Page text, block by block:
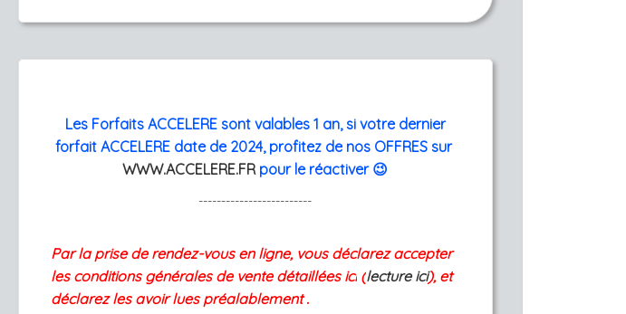
Les Forfaits ACCELERE sont valables 1 an, si votre dernier
forfait ACCELERE date de 2024, profitez de nos OFFRES sur
WWW.ACCELERE.FRpour le réactiver 😉
-------------------------
Par la prise de rendez-vous en ligne, vous déclarez accepter
les conditions générales de vente détaillées ici (lecture ici), et
déclarez les avoir lues préalablement .